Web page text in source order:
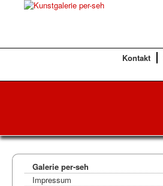
Kontakt
Galerie per-seh
Impressum